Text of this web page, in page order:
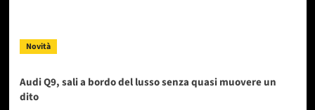
Novità
Audi Q9, sali a bordo del lusso senza quasi muovere un
dito